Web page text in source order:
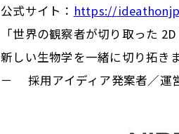
公式サイト： https://
「世界の観察者が切り取った
新しい生物学を一緒に切り拓き
－ 採用アイディア発案者／運